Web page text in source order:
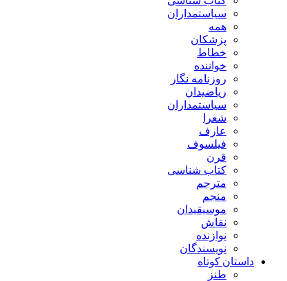
سیاستمداران
همه
پزشکان
خطاط
خواننده
روزنامه نگار
ریاضیدان
سیاستمداران
شعرا
عارف
فیلسوف
قرن
کتاب شناسی
مترجم
منجم
موسیقیدان
نقاش
نوازنده
نویسندگان
داستان کوتاه
طنز